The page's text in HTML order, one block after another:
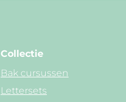
Collectie
Bak cursussen
Lettersets